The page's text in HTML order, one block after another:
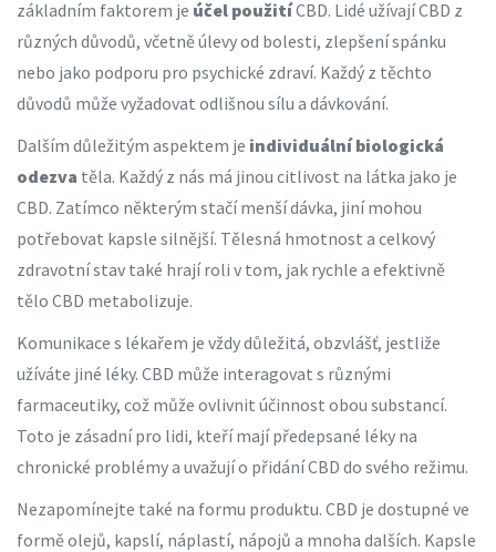
základním faktorem je účel použitíCBD. Lidé užívají CBD z
různých důvodů, včetně úlevy od bolesti, zlepšení spánku
nebo jako podporu pro psychické zdraví. Každý z těchto
důvodů může vyžadovat odlišnou sílu a dávkování.
Dalším důležitým aspektem je individuální biologická
odezva těla. Každý z nás má jinou citlivost na látka jako je
CBD. Zatímco některým stačí menší dávka, jiní mohou
potřebovat kapsle silnější. Tělesná hmotnost a celkový
zdravotní stav také hrají roli v tom, jak rychle a efektivně
tělo CBD metabolizuje.
Komunikace s lékařem je vždy důležitá, obzvlášť, jestliže
užíváte jiné léky. CBD může interagovat s různými
farmaceutiky, což může ovlivnit účinnost obou substancí.
Toto je zásadní pro lidi, kteří mají předepsané léky na
chronické problémy a uvažují o přidání CBD do svého režimu.
Nezapomínejte také na formu produktu. CBD je dostupné ve
formě olejů, kapslí, náplastí, nápojů a mnoha dalších. Kapsle